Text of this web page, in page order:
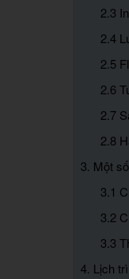
2.3
2.4
2.5
2.6
2.7
2.8
3. Một
3.1
3.2
3.3
4. Lịch